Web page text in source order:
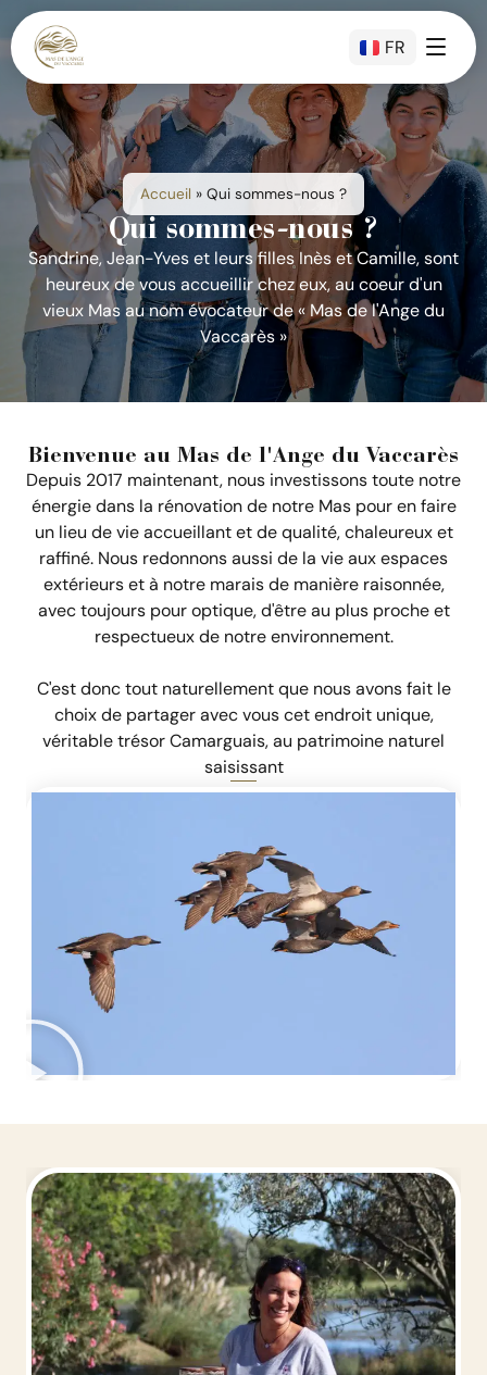
principal
FR
EN
Accueil » Qui sommes-nous ?
Qui sommes-nous ?
Sandrine, Jean-Yves et leurs filles Inès et Camille, sont
heureux de vous accueillir chez eux, au coeur d'un
vieux Mas au nom évocateur de « Mas de l'Ange du
Vaccarès »
Bienvenue au Mas de l'Ange du Vaccarès
Depuis 2017 maintenant, nous investissons toute notre
énergie dans la rénovation de notre Mas pour en faire
un lieu de vie accueillant et de qualité, chaleureux et
raffiné. Nous redonnons aussi de la vie aux espaces
extérieurs et à notre marais de manière raisonnée,
avec toujours pour optique, d'être au plus proche et
respectueux de notre environnement.
C'est donc tout naturellement que nous avons fait le
choix de partager avec vous cet endroit unique,
véritable trésor Camarguais, au patrimoine naturel
saisissant